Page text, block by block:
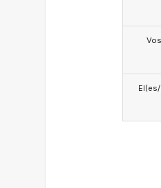
Vos